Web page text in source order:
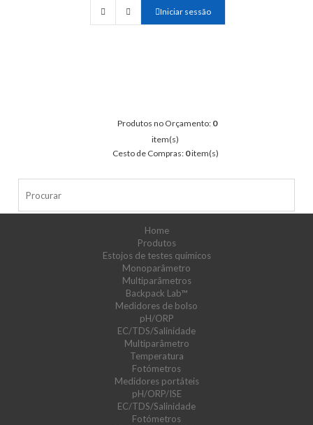
Iniciar sessão
Produtos no Orçamento: 0
item(s)
Cesto de Compras: 0item(s)
Home
Produtos
Estojos de testes químicos
Monoparâmetro
Multiparâmetros
Backpack Lab™
Medidores de bolso
pH/ORP
EC/TDS/Salinidade
Multiparâmetro
Temperatura
Fotómetros
Medidores portáteis
pH/ORP/ISE
EC/TDS/Salinidade
Fotómetros